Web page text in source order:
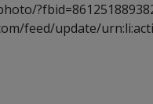
feed/update/